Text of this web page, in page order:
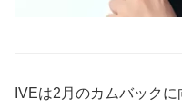
IVEは2月のカムバック